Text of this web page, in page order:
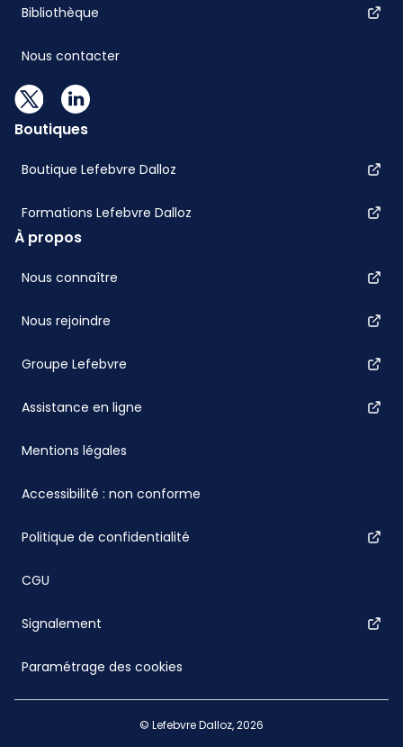
Bibliothèque
Nous contacter
Boutiques
Boutique Lefebvre Dalloz
Formations Lefebvre Dalloz
À propos
Nous connaître
Nous rejoindre
Groupe Lefebvre
Assistance en ligne
Mentions légales
Accessibilité : non conforme
Politique de confidentialité
CGU
Signalement
Paramétrage des cookies
© Lefebvre Dalloz, 2026